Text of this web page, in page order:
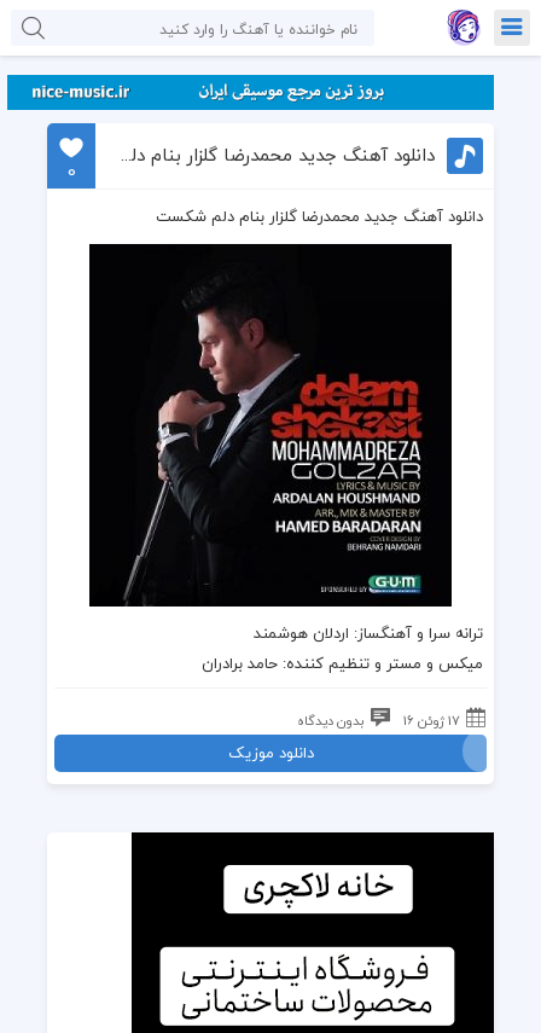
دانلود آهنگ جدید محمدرضا گلزار بنام دلم شکست
0
دانلود آهنگ جدید محمدرضا گلزار بنام دلم شکست
ترانه سرا و آهنگساز: اردلان هوشمند
میکس و مستر و تنظیم کننده: حامد برادران
17 ژوئن 16 بدون دیدگاه
دانلود موزیک